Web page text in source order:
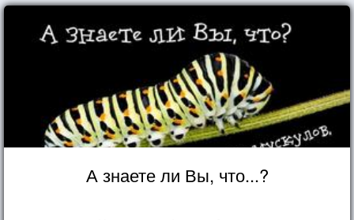
А знаете ли Вы, что...?